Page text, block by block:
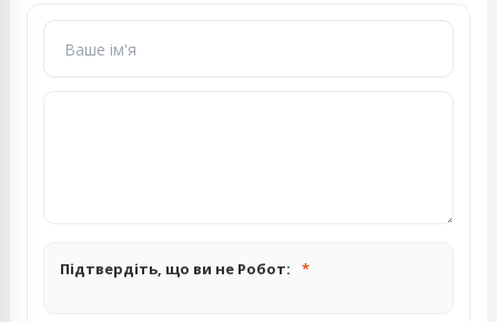
Підтвердіть, що ви не Робот: